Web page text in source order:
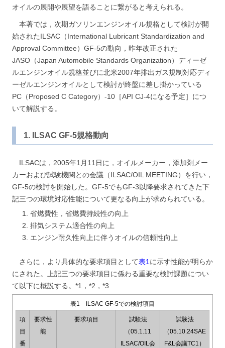
オイルの展開や展望を語ることに繋がると考えられる。
本著では，次期ガソリンエンジンオイル規格として検討が開
始されたILSAC（International Lubricant Standardization and
Approval Committee）GF-5の動向，昨年改正された
JASO（Japan Automobile Standards Organization）ディーゼ
ルエンジンオイル規格並びに北米2007年排出ガス規制対応ディ
ーゼルエンジンオイルとして検討が終盤に差し掛かっている
PC（Proposed C Category）-10［API CJ-4になる予定］につ
いて解説する。
1. ILSAC GF-5規格動向
ILSACは，2005年1月11日に，オイルメーカー，添加剤メー
カーおよび試験機関との会議（ILSAC/OIL MEETING）を行い，
GF-5の検討を開始した。GF-5でもGF-3以降要求されてきた下
記三つの環境対応性能について更なる向上が求められている。
省燃費性，省燃費持続性の向上
排気システム適合性の向上
エンジン耐久性向上に伴うオイルの信頼性向上
さらに，より具体的な要求項目として表1に示す性能が明らか
にされた。上記三つの要求項目に係わる重要な検討課題につい
て以下に概説する。*1，*2，*3
表1 ILSAC GF-5での検討項目
項
目
番
要求性
能
要求項目
試験法
（05.1.11
ILSAC/OIL会
試験法
（05.10.24SAE
F&L会議TC1）